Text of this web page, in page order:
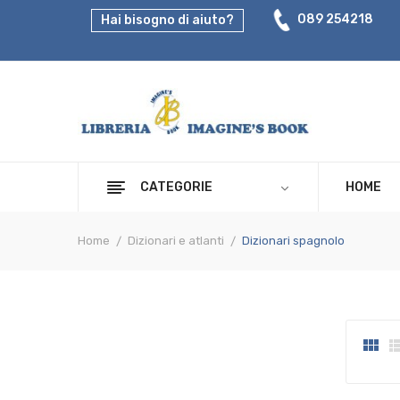
Hai bisogno di aiuto? 089 254218
CATEGORIE HOME
Home Dizionari e atlanti Dizionari spagnolo
